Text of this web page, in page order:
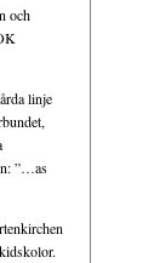
och
linje
”…as